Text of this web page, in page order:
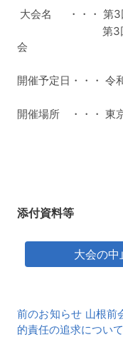
大会名 ・・・ 第3
第3回ゴール
会
開催予定日・・・ 令
開催場所 ・・・ 東
添付資料等
大会の中
後
の
前のお知らせ 山根前
的責任の追求につい